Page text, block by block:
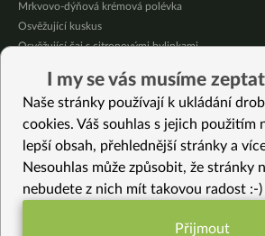
Mrkvovo-dýňová krémová polévka
Osvěžující kuskus
Osvěžující čaj s citronovými bylinkami
Čokoládové muffiny s mangovým krémem
Meruňky a jablka v citrónovém želé
Vybrané recepty
Kvásková celozrnná kynutá pizza
Špagety s rajčatovo-kokosovou omáčkou z jednoho
I my se vás musíme
Naše stránky používají k ukládání
cookies. Váš souhlas s jejich použitím
lepší obsah, přehlednější stránky a
Nesouhlas může způsobit, že stránky
nebudete z nich mít takovou radost :-)
Přijmout